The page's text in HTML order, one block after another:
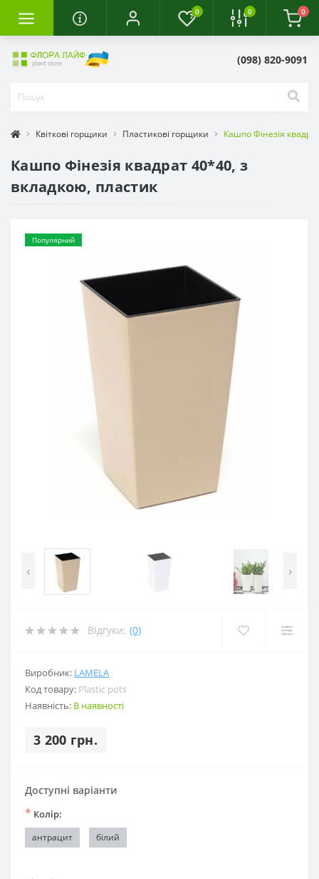
0 0 0
(098) 820-9091
Квіткові горщики Пластикові горщики Кашпо Фінезія
Кашпо Фінезія квадрат 40*40, з
вкладкою, пластик
Популярний
‹ ›
Відгуки: (0)
Виробник: LAMELA
Код товару: Plastic pots
Наявність: В наявності
3 200 грн.
Доступні варіанти
* Колір:
антрацит білий